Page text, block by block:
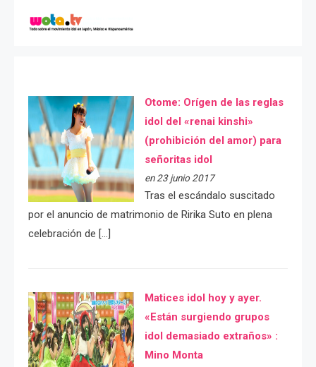
Otome: Orígen de las reglas
idol del «renai kinshi»
(prohibición del amor) para
señoritas idol
en 23 junio 2017
Tras el escándalo suscitado
por el anuncio de matrimonio de Ririka Suto en plena
celebración de […]
Matices idol hoy y ayer.
«Están surgiendo grupos
idol demasiado extraños» :
Mino Monta